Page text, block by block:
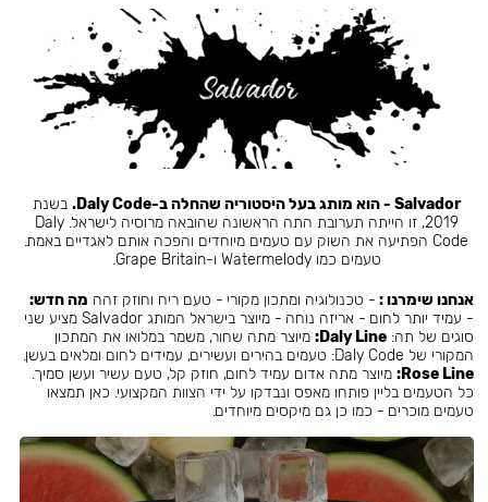
Salvador - הוא מותג בעל היסטוריה שהחלה ב-Daly Code.
בשנת
2019, זו הייתה תערובת התה הראשונה שהובאה מרוסיה לישראל. Daly
Code הפתיעה את השוק עם טעמים מיוחדים והפכה אותם לאגדיים באמת.
טעמים כמו Watermelody ו-Grape Britain.
אנחנו שימרנו : - טכנולוגיה ומתכון מקורי - טעם ריח וחוזק זהה מה חדש:
- עמיד יותר לחום - אריזה נוחה - מיוצר בישראל המותג Salvador מציע שני
סוגים של תה:Daly Line: מיוצר מתה שחור, משמר במלואו את המתכון
המקורי של Daly Code: טעמים בהירים ועשירים, עמידים לחום ומלאים בעשן.
Rose Line: מיוצר מתה אדום עמיד לחום, חוזק קל, טעם עשיר ועשן סמיך.
כל הטעמים בליין פותחו מאפס ונבדקו על ידי הצוות המקצועי. כאן תמצאו
טעמים מוכרים - כמו כן גם מיקסים מיוחדים.